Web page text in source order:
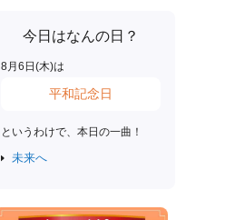
今日はなんの日？
8月 6 日(木)は
平和記念日
というわけで、本日の一曲！
未来へ